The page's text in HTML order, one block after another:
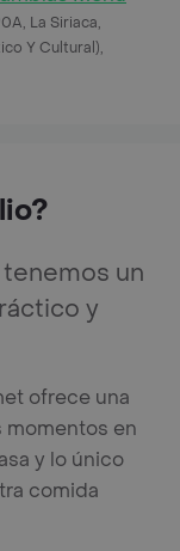
La Siriaca,
Y Cultural),
tenemos un
y
ofrece una
momentos en
y lo único
comida